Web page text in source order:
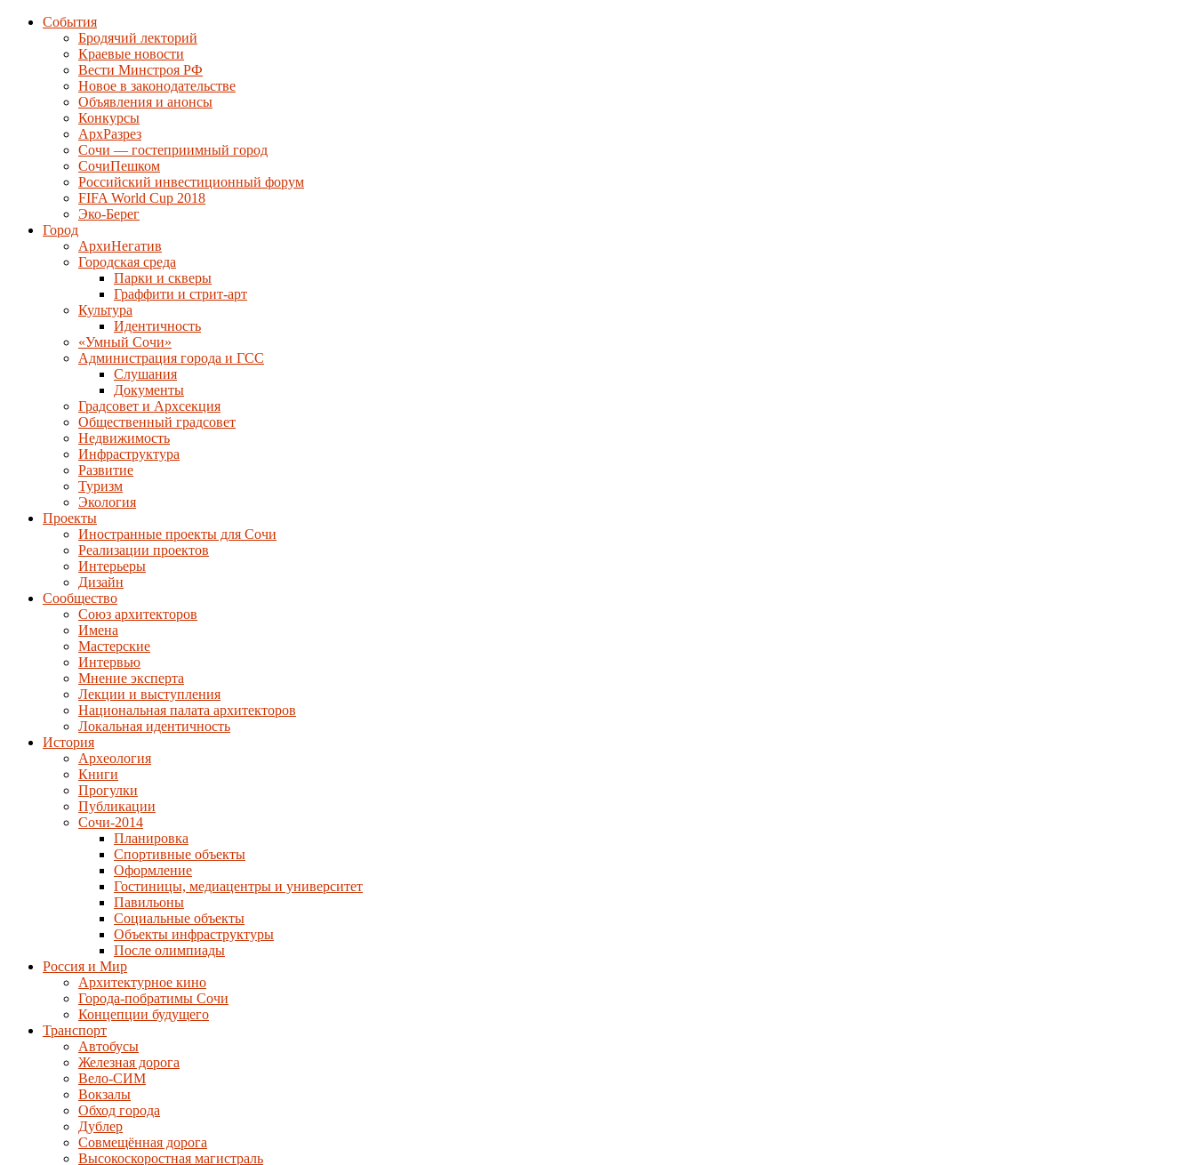
События
Бродячий лекторий
Краевые новости
Вести Минстроя РФ
Новое в законодательстве
Объявления и анонсы
Конкурсы
АрхРазрез
Сочи — гостеприимный город
СочиПешком
Российский инвестиционный форум
FIFA World Cup 2018
Эко-Берег
Город
АрхиНегатив
Городская среда
Парки и скверы
Граффити и стрит-арт
Культура
Идентичность
«Умный Сочи»
Администрация города и ГСС
Слушания
Документы
Градсовет и Архсекция
Общественный градсовет
Недвижимость
Инфраструктура
Развитие
Туризм
Экология
Проекты
Иностранные проекты для Сочи
Реализации проектов
Интерьеры
Дизайн
Сообщество
Союз архитекторов
Имена
Мастерские
Интервью
Мнение эксперта
Лекции и выступления
Национальная палата архитекторов
Локальная идентичность
История
Археология
Книги
Прогулки
Публикации
Сочи-2014
Планировка
Спортивные объекты
Оформление
Гостиницы, медиацентры и университет
Павильоны
Социальные объекты
Объекты инфраструктуры
После олимпиады
Россия и Мир
Архитектурное кино
Города-побратимы Сочи
Концепции будущего
Транспорт
Автобусы
Железная дорога
Вело-СИМ
Вокзалы
Обход города
Дублер
Совмещённая дорога
Высокоскоростная магистраль